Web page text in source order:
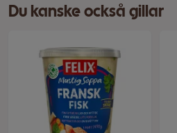
Du kanske också gillar